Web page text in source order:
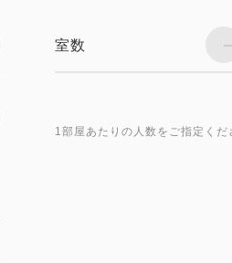
室数
1部屋あたりの人数をご指定くだ